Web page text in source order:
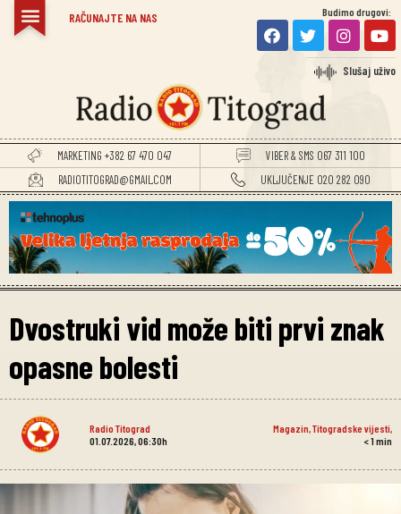
RAČUNAJTE NA NAS Budimo drugovi:
Slušaj uživo
MARKETING +382 67 470 047
VIBER & SMS 067 311 100
RADIOTITOGRAD@GMAIL.COM
UKLJUČENJE 020 282 090
Dvostruki vid može biti prvi znak
opasne bolesti
Radio Titograd Magazin Titogradske vijesti
01.07.2026, 06:30h
< 1 min